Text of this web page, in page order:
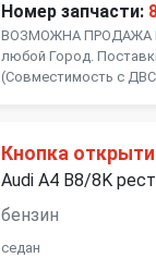
Номер запчасти:
ВОЗМОЖНА ПРОДАЖА
любой Город.
(Совместимость с
Кнопка
Audi A4 B8/8K
бензин
седан